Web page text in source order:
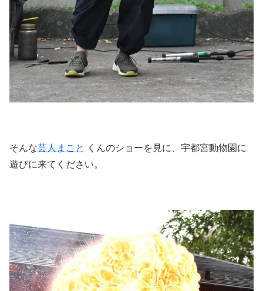
そんな芸人まこと
くんのショーを見に、宇都宮動物園に
遊びに来てください。